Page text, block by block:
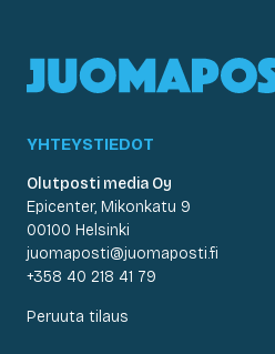
YHTEYSTIEDOT
Olutposti media Oy
Epicenter, Mikonkatu 9
00100 Helsinki
juomaposti@juomaposti.fi
+358 40 218 41 79
Peruuta tilaus